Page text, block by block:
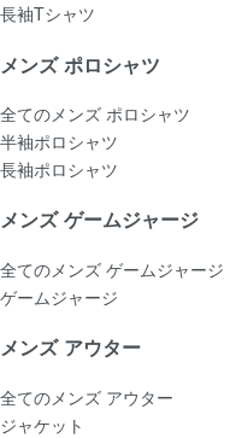
長袖Tシャツ
メンズ ポロシャツ
全てのメンズ ポロシャツ
半袖ポロシャツ
長袖ポロシャツ
メンズ ゲームジャージ
全てのメンズ ゲームジャージ
ゲームジャージ
メンズ アウター
全てのメンズ アウター
ジャケット